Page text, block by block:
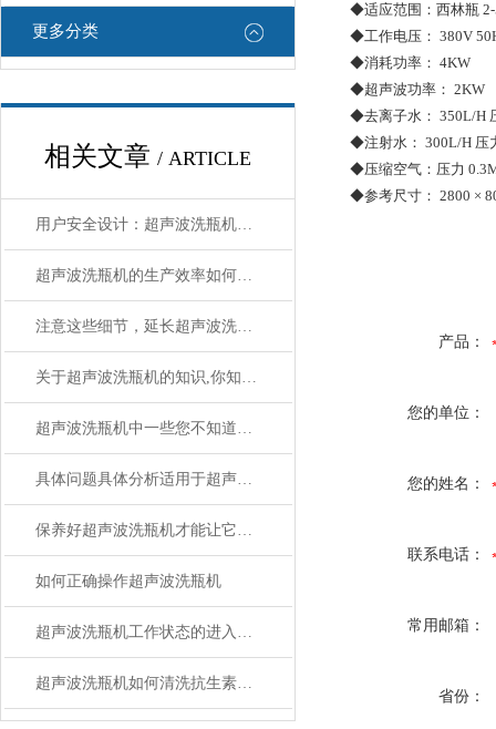
更多分类
相关文章 / ARTICLE
用户安全设计：超声波洗瓶机的门锁、隔热与排气系统
超声波洗瓶机的生产效率如何？如何提高生产效率和质量？
注意这些细节，延长超声波洗瓶机使用寿命
关于超声波洗瓶机的知识,你知道多少
超声波洗瓶机中一些您不知道的小细节
具体问题具体分析适用于超声波洗瓶机的不同故障
保养好超声波洗瓶机才能让它发挥大作用
如何正确操作超声波洗瓶机
超声波洗瓶机工作状态的进入执行
超声波洗瓶机如何清洗抗生素瓶流程
◆适应范围：西林瓶 2-
◆工作电压： 380V
◆消耗功率： 4KW
◆超声波功率： 2KW
◆去离子水： 350L/H
◆注射水： 300L/H 压
◆压缩空气：压力
◆参考尺寸： 2800 ×
产品：
您的单位：
您的姓名：
联系电话：
常用邮箱：
省份：